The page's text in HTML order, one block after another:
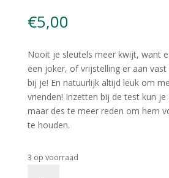
€5,00
Nooit je sleutels meer kwijt, want
een joker, of vrijstelling er aan
bij je! En natuurlijk altijd leuk om
vrienden! Inzetten bij de test kun
maar des te meer reden om hem
te houden.
3 op voorraad